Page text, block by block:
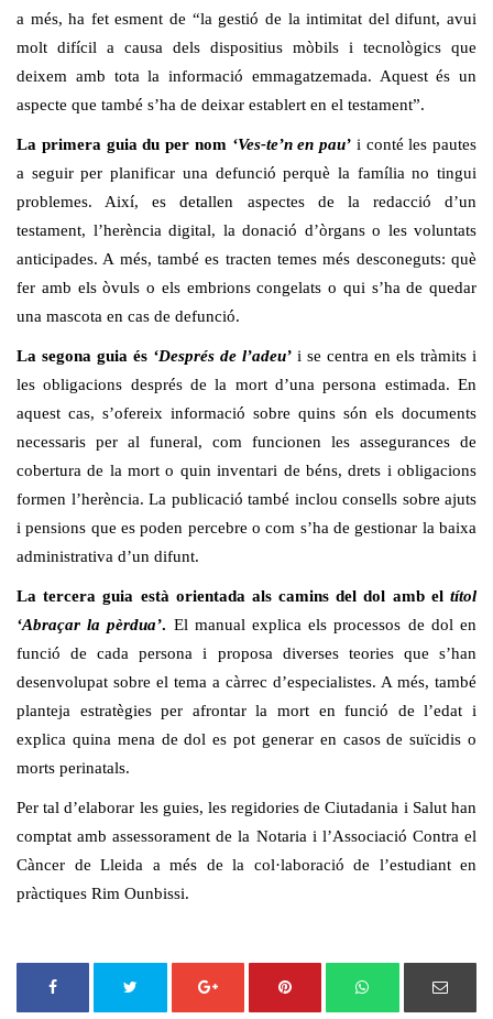
a més, ha fet esment de “la gestió de la intimitat del difunt, avui
molt difícil a causa dels dispositius mòbils i tecnològics que
deixem amb tota la informació emmagatzemada. Aquest és un
aspecte que també s’ha de deixar establert en el testament”.
La primera guia du per nom ‘Ves-te’n en pau’ i conté les pautes
a seguir per planificar una defunció perquè la família no tingui
problemes. Així, es detallen aspectes de la redacció d’un
testament, l’herència digital, la donació d’òrgans o les voluntats
anticipades. A més, també es tracten temes més desconeguts: què
fer amb els òvuls o els embrions congelats o qui s’ha de quedar
una mascota en cas de defunció.
La segona guia és ‘Després de l’adeu’ i se centra en els tràmits i
les obligacions després de la mort d’una persona estimada. En
aquest cas, s’ofereix informació sobre quins són els documents
necessaris per al funeral, com funcionen les assegurances de
cobertura de la mort o quin inventari de béns, drets i obligacions
formen l’herència. La publicació també inclou consells sobre ajuts
i pensions que es poden percebre o com s’ha de gestionar la baixa
administrativa d’un difunt.
La tercera guia està orientada als camins del dol amb el títol
‘Abraçar la pèrdua’. El manual explica els processos de dol en
funció de cada persona i proposa diverses teories que s’han
desenvolupat sobre el tema a càrrec d’especialistes. A més, també
planteja estratègies per afrontar la mort en funció de l’edat i
explica quina mena de dol es pot generar en casos de suïcidis o
morts perinatals.
Per tal d’elaborar les guies, les regidories de Ciutadania i Salut han
comptat amb assessorament de la Notaria i l’Associació Contra el
Càncer de Lleida a més de la col·laboració de l’estudiant en
pràctiques Rim Ounbissi.